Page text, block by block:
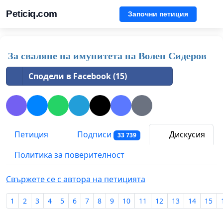
Peticiq.com Започни петиция
За сваляне на имунитета на Волен Сидеров
Сподели в Facebook (15)
Петиция Подписи 33 739
Дискусия
Политика за поверителност
Свържете се с автора на петицията
1 2 3 4 5 6 7 8 9 10 11 12 13 14 15